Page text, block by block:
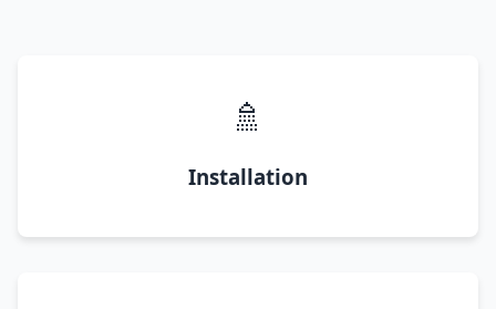
🚿
Installation